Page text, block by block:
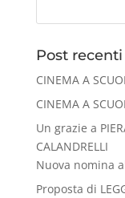
Post recenti
CINEMA A
CINEMA A
Un grazie a
CALANDRELLI
Nuova nomina
Proposta di